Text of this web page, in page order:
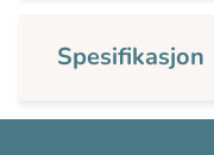
Spesifikasjon